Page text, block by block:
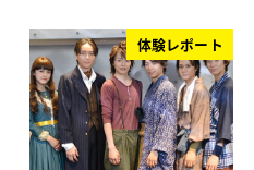
体験レポート